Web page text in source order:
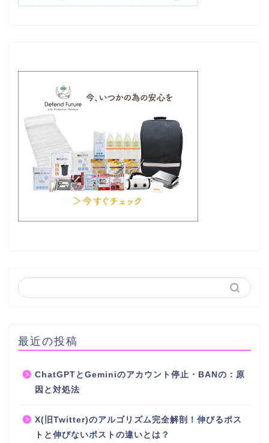
最近の投稿
ChatGPTとGeminiのアカウント停止・BANの：原
因と対処法
X(旧Twitter)のアルゴリズム完全解剖！伸びるポス
トと伸びないポストの違いとは？